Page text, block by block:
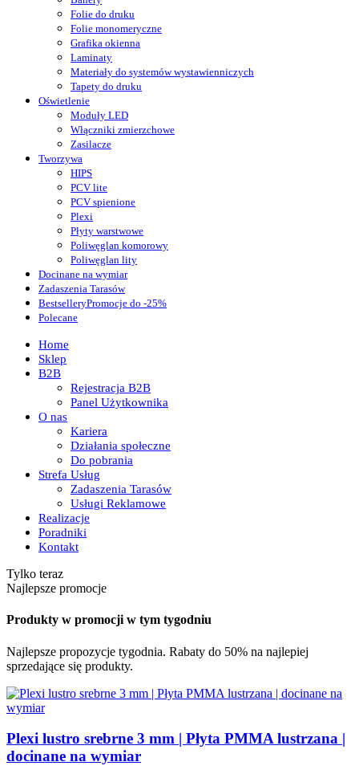
Folie do druku
Folie monomeryczne
Grafika okienna
Laminaty
Materiały do systemów wystawienniczych
Tapety do druku
Oświetlenie
Moduły LED
Włączniki zmierzchowe
Zasilacze
Tworzywa
HIPS
PCV lite
PCV spienione
Plexi
Płyty warstwowe
Poliwęglan komorowy
Poliwęglan lity
Docinane na wymiar
Zadaszenia Tarasów
BestselleryPromocje do -25%
Polecane
Home
Sklep
B2B
Rejestracja B2B
Panel Użytkownika
O nas
Kariera
Działania społeczne
Do pobrania
Strefa Usług
Zadaszenia Tarasów
Usługi Reklamowe
Realizacje
Poradniki
Kontakt
Tylko teraz
Najlepsze promocje
Produkty w promocji w tym tygodniu
Najlepsze propozycje tygodnia. Rabaty do 50% na najlepiej
sprzedające się produkty.
Plexi lustro srebrne 3 mm | Płyta PMMA lustrzana |
docinane na wymiar